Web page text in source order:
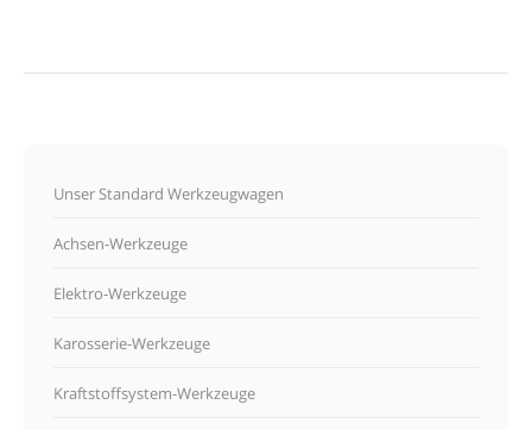
Unser Standard Werkzeugwagen
Achsen-Werkzeuge
Elektro-Werkzeuge
Karosserie-Werkzeuge
Kraftstoffsystem-Werkzeuge